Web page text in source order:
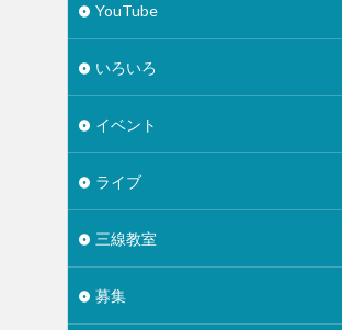
YouTube
いろいろ
イベント
ライブ
三線教室
募集